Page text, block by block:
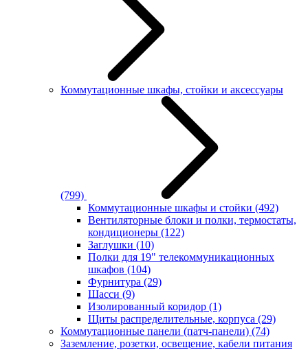
Коммутационные шкафы, стойки и аксессуары
(799)
Коммутационные шкафы и стойки (492)
Вентиляторные блоки и полки, термостаты,
кондиционеры (122)
Заглушки (10)
Полки для 19" телекоммуникационных
шкафов (104)
Фурнитура (29)
Шасси (9)
Изолированный коридор (1)
Щиты распределительные, корпуса (29)
Коммутационные панели (патч-панели) (74)
Заземление, розетки, освещение, кабели питания